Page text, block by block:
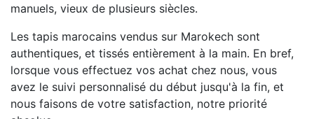
manuels, vieux de plusieurs siècles.
Les tapis marocains vendus sur Marokech sont
authentiques, et tissés entièrement à la main. En bref,
lorsque vous effectuez vos achat chez nous, vous
avez le suivi personnalisé du début jusqu'à la fin, et
nous faisons de votre satisfaction, notre priorité